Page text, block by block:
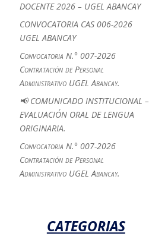
DOCENTE 2026 – UGEL ABANCAY
CONVOCATORIA CAS 006-2026
UGEL ABANCAY
Convocatoria N.° 007-2026
Contratación de Personal
Administrativo UGEL Abancay.
📢 COMUNICADO INSTITUCIONAL –
EVALUACIÓN ORAL DE LENGUA
ORIGINARIA.
Convocatoria N.° 007-2026
Contratación de Personal
Administrativo UGEL Abancay.
CATEGORIAS